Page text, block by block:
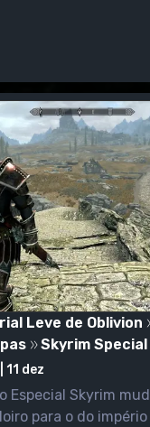
Leve de Oblivion
Skyrim
11 dez
Especial Skyrim
para o do